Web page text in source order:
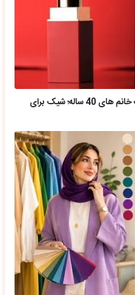
ایده آل ترین رنگ های رژ لب مناسب خانم های 40 ساله؛ شیک برای